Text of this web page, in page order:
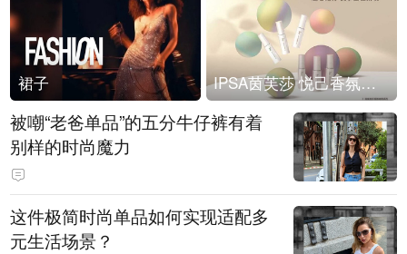
裙子 IPSA茵芙莎 悦己香氛凝露上市
被嘲“老爸单品”的五分牛仔裤有着
别样的时尚魔力
这件极简时尚单品如何实现适配多
元生活场景？